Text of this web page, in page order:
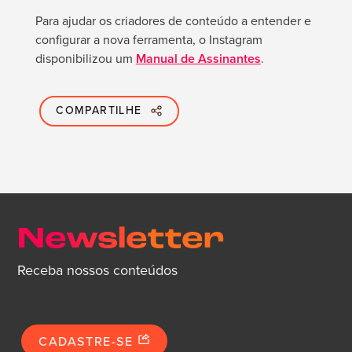
Para ajudar os criadores de conteúdo a entender e
configurar a nova ferramenta, o Instagram
disponibilizou um Manual de Assinantes.
COMPARTILHE
Newsletter
Receba nossos conteúdos
CADASTRE-SE